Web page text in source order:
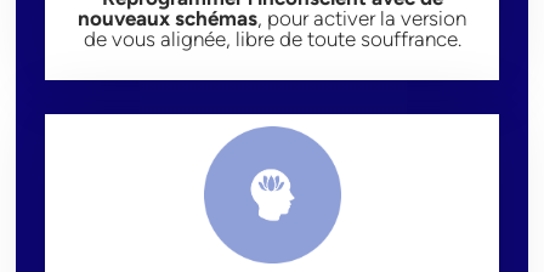
nouveaux schémas, pour activer la version
de vous alignée, libre de toute souffrance.